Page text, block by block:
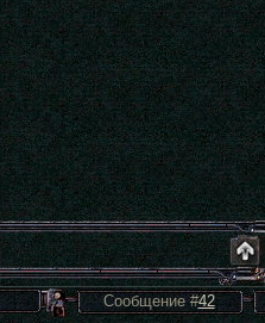
Сообщение #42